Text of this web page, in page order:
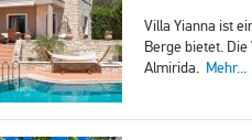
Villa Yianna ist
Berge bietet.
Almirida. Mehr...